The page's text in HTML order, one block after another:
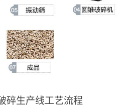
碎生产线工艺流程